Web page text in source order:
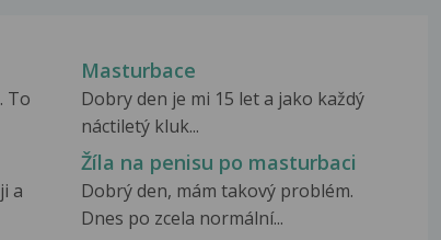
To
Masturbace
Dobry den je mi 15 let a jako každý
náctiletý kluk...
a
Žíla na penisu po masturbaci
Dobrý den, mám takový problém.
Dnes po zcela normální...